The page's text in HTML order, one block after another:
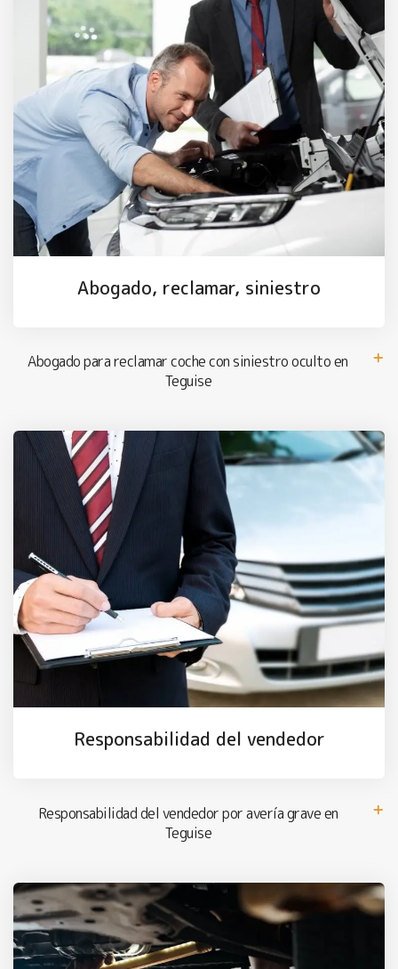
Abogado, reclamar, siniestro
Abogado para reclamar coche con siniestro oculto en
Teguise
Responsabilidad del vendedor
Responsabilidad del vendedor por avería grave en
Teguise